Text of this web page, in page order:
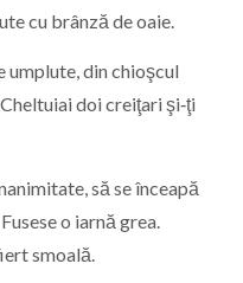
cu brânză de oaie.
umplute, din chioşcul
doi creiţari şi‑ţi
să se înceapă
o iarnă grea.
smoală.